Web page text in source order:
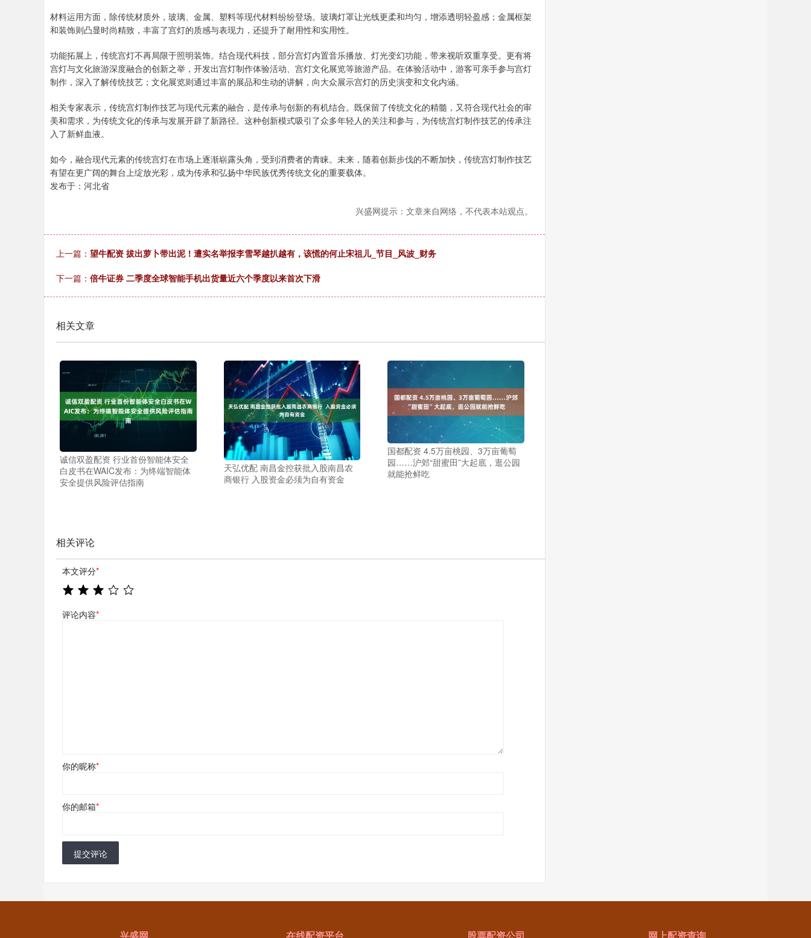
材料运用方面，除传统材质外，玻璃、金属、塑料等现代材料纷纷登场。玻璃灯罩让光线更柔和均匀，增添透明轻盈感；金属框架
和装饰则凸显时尚精致，丰富了宫灯的质感与表现力，还提升了耐用性和实用性。
功能拓展上，传统宫灯不再局限于照明装饰。结合现代科技，部分宫灯内置音乐播放、灯光变幻功能，带来视听双重享受。更有将
宫灯与文化旅游深度融合的创新之举，开发出宫灯制作体验活动、宫灯文化展览等旅游产品。在体验活动中，游客可亲手参与宫灯
制作，深入了解传统技艺；文化展览则通过丰富的展品和生动的讲解，向大众展示宫灯的历史演变和文化内涵。
相关专家表示，传统宫灯制作技艺与现代元素的融合，是传承与创新的有机结合。既保留了传统文化的精髓，又符合现代社会的审
美和需求，为传统文化的传承与发展开辟了新路径。这种创新模式吸引了众多年轻人的关注和参与，为传统宫灯制作技艺的传承注
入了新鲜血液。
如今，融合现代元素的传统宫灯在市场上逐渐崭露头角，受到消费者的青睐。未来，随着创新步伐的不断加快，传统宫灯制作技艺
有望在更广阔的舞台上绽放光彩，成为传承和弘扬中华民族优秀传统文化的重要载体。
发布于：河北省
兴盛网提示：文章来自网络，不代表本站观点。
上一篇： 望牛配资 拔出萝卜带出泥！遭实名举报李雪琴越扒越有，该慌的何止宋祖儿_节目_风波_财务
下一篇： 倍牛证券 二季度全球智能手机出货量近六个季度以来首次下滑
相关文章
诚信双盈配资 行业首份智能体安全
白皮书在WAIC发布：为终端智能体
安全提供风险评估指南
天弘优配 南昌金控获批入股南昌农
商银行 入股资金必须为自有资金
国都配资 4.5万亩桃园、3万亩葡萄
园……沪郊“甜蜜田”大起底，逛公园
就能抢鲜吃
相关评论
本文评分*
评论内容*
你的昵称*
你的邮箱*
提交评论